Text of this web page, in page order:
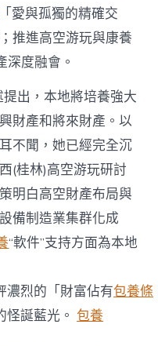
「愛與孤獨的精確交
推進高空游玩與康養
深度融會。
出，本地將培養強大
財產和將來財產。以
不聞，她已經完全沉
(桂林)高空游玩研討
明白高空財產布局與
備制造業集群化成
“軟件”支持方面為本地
濃烈的「財富佔有包養條
誕藍光。 包養